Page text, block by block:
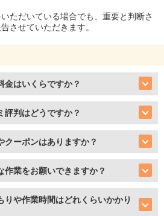
ただいている場合でも、重要と判断さ
させていただきます。
金はいくらですか？
評判はどうですか？
クーポンはありますか？
作業をお願いできますか？
りや作業時間はどれくらいかかり